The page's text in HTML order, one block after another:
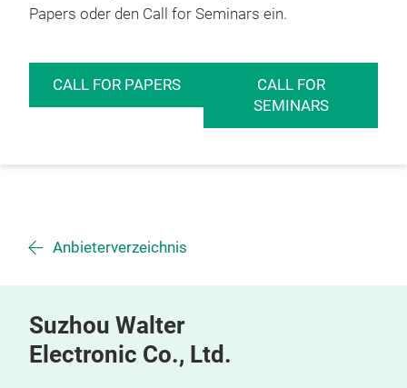
Papers oder den Call for Seminars ein.
CALL FOR PAPERS
CALL FOR
SEMINARS
Anbieterverzeichnis
Suzhou Walter
Electronic Co., Ltd.